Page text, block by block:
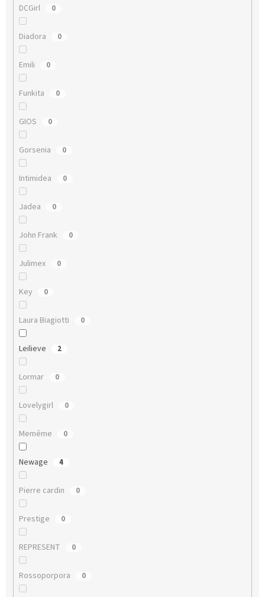
DCGirl 0
Diadora 0
Emili 0
Funkita 0
GIOS 0
Gorsenia 0
Intimidea 0
Jadea 0
John Frank 0
Julimex 0
Key 0
Laura Biagiotti 0
Leilieve 2
Lormar 0
Lovelygirl 0
Meméme 0
Newage 4
Pierre cardin 0
Prestige 0
REPRESENT 0
Rossoporpora 0